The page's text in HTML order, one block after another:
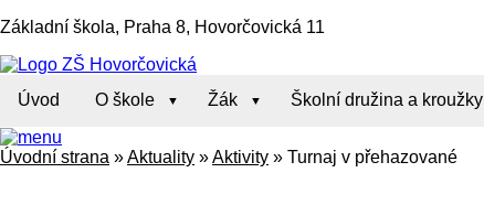
Základní škola, Praha 8, Hovorčovická 11
Úvod O škole Žák Školní družina a kroužky
Úvodní strana »Aktuality »Aktivity » Turnaj v přehazované